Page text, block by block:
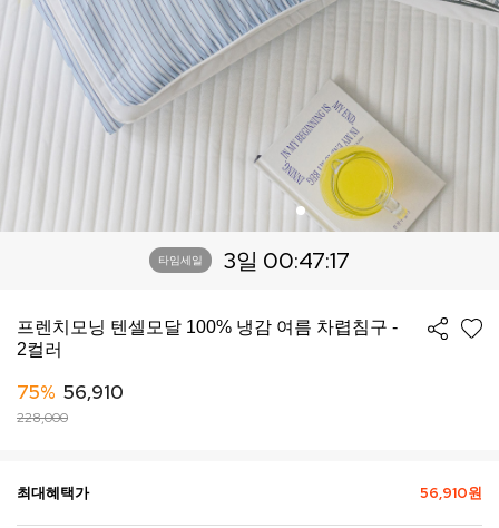
타임세일 3일 00:47:14
프렌치모닝 텐셀모달 100% 냉감 여름 차렵침구 -
2컬러
75% 56,910
228,000
최대혜택가 56,910원